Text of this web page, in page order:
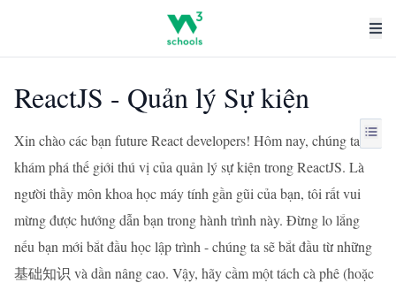
ReactJS - Quản lý Sự kiện
Xin chào các bạn future React developers! Hôm nay, chúng ta sẽ
khám phá thế giới thú vị của quản lý sự kiện trong ReactJS. Là
người thầy môn khoa học máy tính gần gũi của bạn, tôi rất vui
mừng được hướng dẫn bạn trong hành trình này. Đừng lo lắng
nếu bạn mới bắt đầu học lập trình - chúng ta sẽ bắt đầu từ những
基础知识 và dần nâng cao. Vậy, hãy cầm một tách cà phê (hoặc